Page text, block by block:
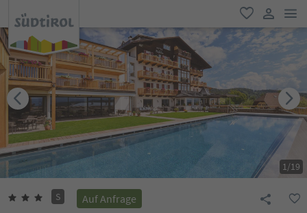
favorit
user link
1/19
S Auf Anfrage